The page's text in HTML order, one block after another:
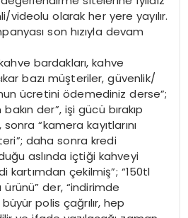
videolu olarak her yere yayılır.
son hızıyla devam
bardakları, kahve
bazı müşteriler, güvenlik/
ücretini ödemediniz derse”;
der”, işi gücü bırakıp
“kamera kayıtlarını
daha sonra kredi
aslında içtiği kahveyi
kartımdan çekilmiş”; “150tl
der, “indirimde
polis çağrılır, hep